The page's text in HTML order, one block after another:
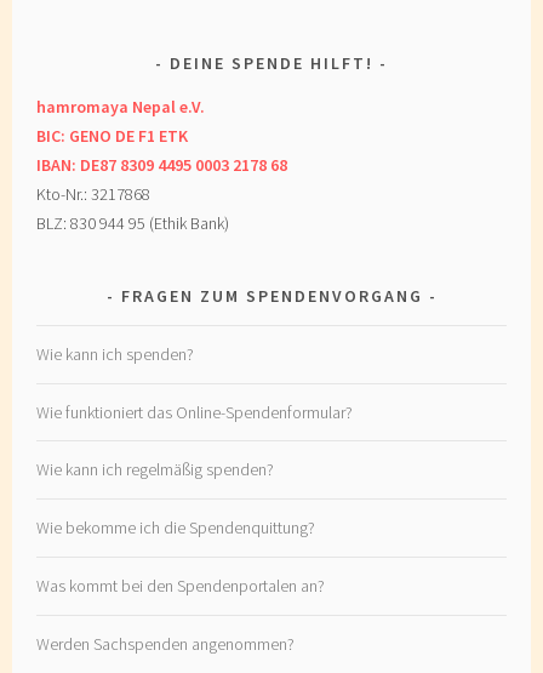
DEINE SPENDE HILFT!
hamromaya Nepal e.V.
BIC: GENO DE F1 ETK
IBAN: DE87 8309 4495 0003 2178 68
Kto-Nr.: 3217868
BLZ: 830 944 95 (Ethik Bank)
FRAGEN ZUM SPENDENVORGANG
Wie kann ich spenden?
Wie funktioniert das Online-Spendenformular?
Wie kann ich regelmäßig spenden?
Wie bekomme ich die Spendenquittung?
Was kommt bei den Spendenportalen an?
Werden Sachspenden angenommen?